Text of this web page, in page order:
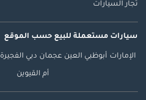
تجار السيارات
سيارات مستعملة للبيع حسب الموقع
الإمارات أبوظبي العين عجمان دبي الفجيرة
أم القيوين